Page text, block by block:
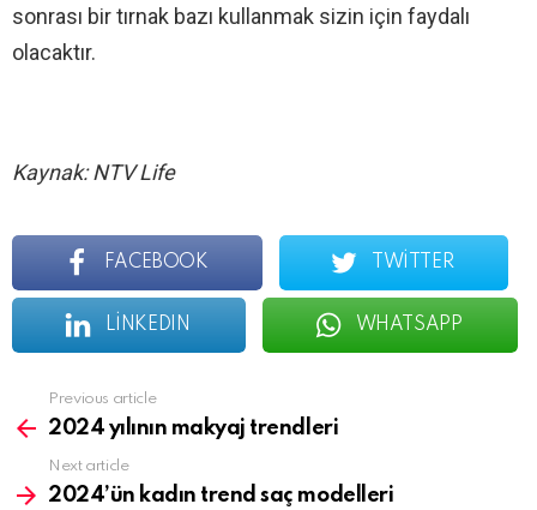
sonrası bir tırnak bazı kullanmak sizin için faydalı
olacaktır.
Kaynak: NTV Life
FACEBOOK TWITTER
LINKEDIN WHATSAPP
more
Previous article
2024 yılının makyaj trendleri
Next article
2024’ün kadın trend saç modelleri